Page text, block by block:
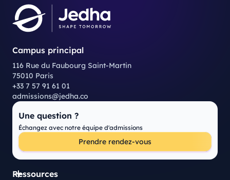
Campus principal
116 Rue du Faubourg Saint-Martin
75010 Paris
+33 7 57 91 61 01
admissions@jedha.co
Une question ?
Échangez avec notre équipe d'admissions
Prendre rendez-vous
Ressources